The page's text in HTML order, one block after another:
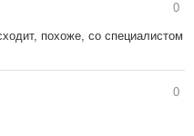
0
похоже, со специалистом
0